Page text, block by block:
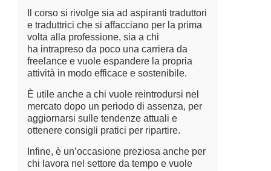
Il corso si rivolge sia ad aspiranti traduttori
e traduttrici che si affacciano per la prima
volta alla professione, sia a chi
ha intrapreso da poco una carriera da
freelance e vuole espandere la propria
attività in modo efficace e sostenibile.
È utile anche a chi vuole reintrodursi nel
mercato dopo un periodo di assenza, per
aggiornarsi sulle tendenze attuali e
ottenere consigli pratici per ripartire.
Infine, è un’occasione preziosa anche per
chi lavora nel settore da tempo e vuole